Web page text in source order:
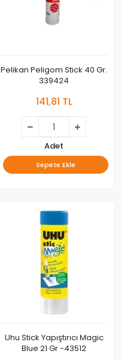
Pelikan Peligom Stick 40 Gr.
339424
141,81 TL
Adet
Sepete Ekle
Uhu Stick Yapıştırıcı Magic
Blue 21 Gr -43512